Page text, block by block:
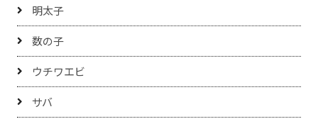
明太子
数の子
ウチワエビ
サバ